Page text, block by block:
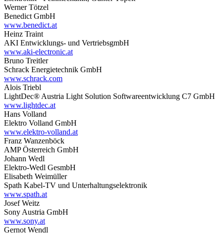
Werner Tötzel
Benedict GmbH
www.benedict.at
Heinz Traint
AKI Entwicklungs- und VertriebsgmbH
www.aki-electronic.at
Bruno Treitler
Schrack Energietechnik GmbH
www.schrack.com
Alois Triebl
LightDec® Austria Light Solution Softwareentwicklung C7 GmbH
www.lightdec.at
Hans Volland
Elektro Volland GmbH
www.elektro-volland.at
Franz Wanzenböck
AMP Österreich GmbH
Johann Wedl
Elektro-Wedl GesmbH
Elisabeth Weimüller
Spath Kabel-TV und Unterhaltungselektronik
www.spath.at
Josef Weitz
Sony Austria GmbH
www.sony.at
Gernot Wendl